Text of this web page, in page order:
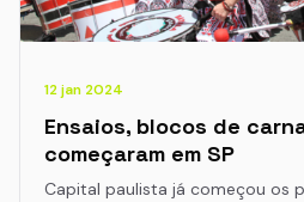
12 jan 2024
Ensaios, blocos de
começaram em SP
Capital paulista já começou os